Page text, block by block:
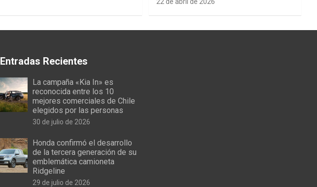
Entradas Recientes
La campaña «Kia In» es
reconocida entre los 10
mejores comerciales de Chile
elegidos por las personas
30 de julio de 2026
Honda confirmó el desarrollo
de la tercera generación de su
emblemática camioneta
Ridgeline
29 de julio de 2026